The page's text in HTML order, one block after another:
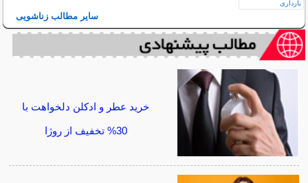
سایر مطالب زناشویی
خرید عطر و ادکلن دلخواهت با
30% تخفیف از روژا